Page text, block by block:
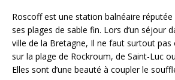
Roscoff est une station balnéaire
ses plages de sable fin. Lors d’un séjour
ville de la Bretagne, Il ne faut surtout pas
sur la plage de Rockroum, de Saint-Luc
Elles sont d’une beauté à coupler le